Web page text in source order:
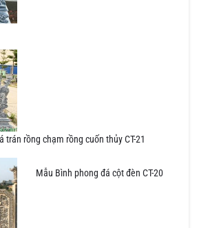
trán rồng chạm rồng cuốn thủy CT-21
Mẫu Bình phong đá cột đèn CT-20